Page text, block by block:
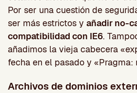
Por ser una cuestión de
ser más estrictos y añadir no-
compatibilidad con IE6.
añadimos la vieja cabecera
fecha en el pasado y «Pragma:
Archivos de dominios